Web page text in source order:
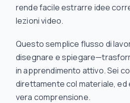
rende facile estrarre idee
lezioni video.
Questo semplice flusso di
disegnare e
in apprendimento attivo. Sei
direttamente col materiale, ed
vera comprensione.